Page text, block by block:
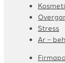
Stress
Ar –